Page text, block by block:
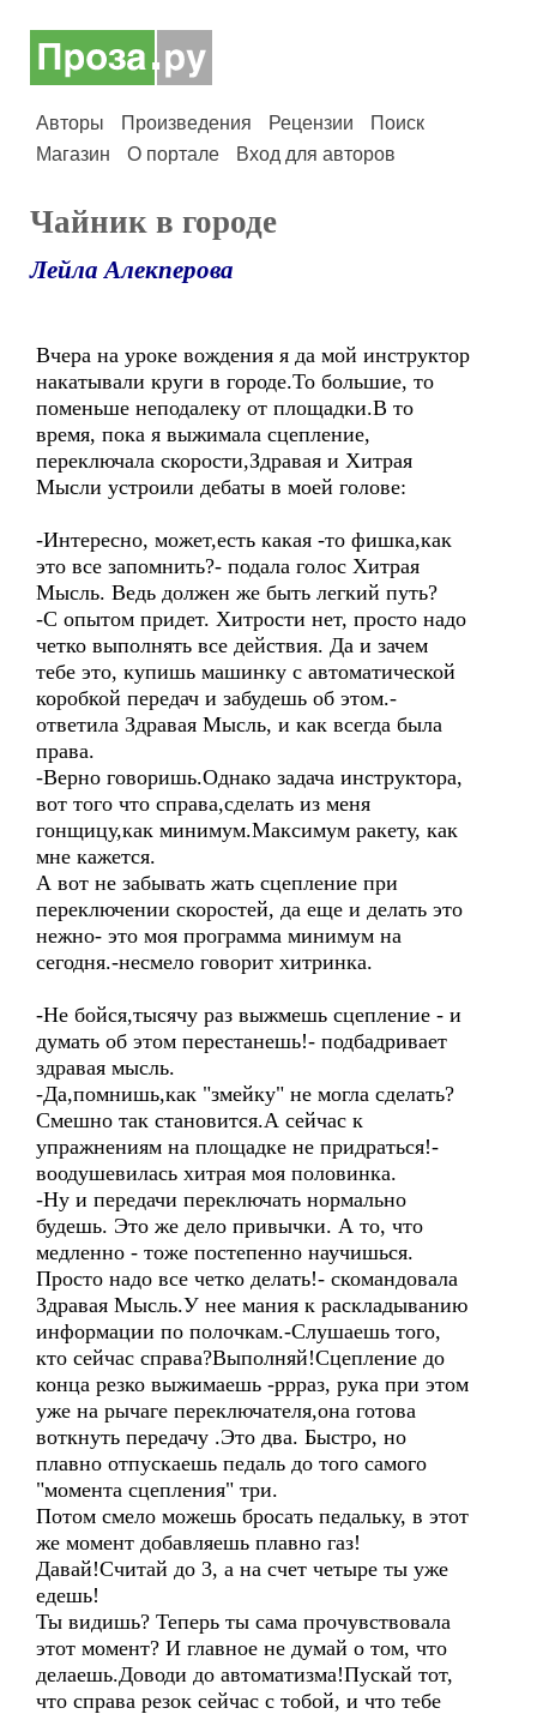
Авторы Произведения Рецензии
Поиск
Магазин
О портале Вход для авторов
Чайник в городе
Лейла Алекперова
Вчера на уроке вождения я да мой инструктор
накатывали круги в городе.То большие, то
поменьше неподалеку от площадки.В то
время, пока я выжимала сцепление,
переключала скорости,Здравая и Хитрая
Мысли устроили дебаты в моей голове:
-Интересно, может,есть какая -то фишка,как
это все запомнить?- подала голос Хитрая
Мысль. Ведь должен же быть легкий путь?
-С опытом придет. Хитрости нет, просто надо
четко выполнять все действия. Да и зачем
тебе это, купишь машинку с автоматической
коробкой передач и забудешь об этом.-
ответила Здравая Мысль, и как всегда была
права.
-Верно говоришь.Однако задача инструктора,
вот того что справа,сделать из меня
гонщицу,как минимум.Максимум ракету, как
мне кажется.
А вот не забывать жать сцепление при
переключении скоростей, да еще и делать это
нежно- это моя программа минимум на
сегодня.-несмело говорит хитринка.
-Не бойся,тысячу раз выжмешь сцепление - и
думать об этом перестанешь!- подбадривает
здравая мысль.
-Да,помнишь,как "змейку" не могла сделать?
Смешно так становится.А сейчас к
упражнениям на площадке не придраться!-
воодушевилась хитрая моя половинка.
-Ну и передачи переключать нормально
будешь. Это же дело привычки. А то, что
медленно - тоже постепенно научишься.
Просто надо все четко делать!- скомандовала
Здравая Мысль.У нее мания к раскладыванию
информации по полочкам.-Слушаешь того,
кто сейчас справа?Выполняй!Сцепление до
конца резко выжимаешь -ррраз, рука при этом
уже на рычаге переключателя,она готова
воткнуть передачу .Это два. Быстро, но
плавно отпускаешь педаль до того самого
"момента сцепления" три.
Потом смело можешь бросать педальку, в этот
же момент добавляешь плавно газ!
Давай!Считай до 3, а на счет четыре ты уже
едешь!
Ты видишь? Теперь ты сама прочувствовала
этот момент? И главное не думай о том, что
делаешь.Доводи до автоматизма!Пускай тот,
что справа резок сейчас с тобой, и что тебе